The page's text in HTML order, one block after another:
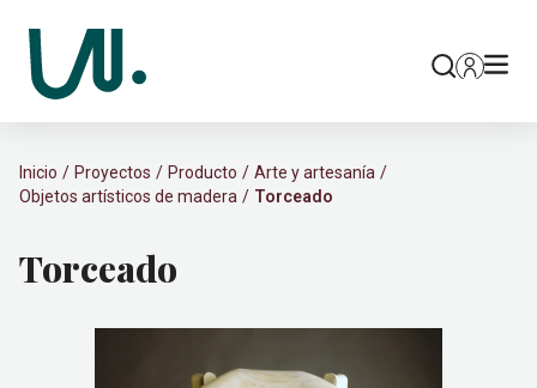
Inicio Proyectos Producto
Arte y artesanía
Objetos artísticos de madera
Torceado
Torceado